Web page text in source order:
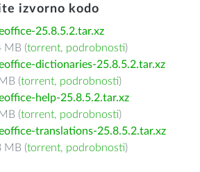
izvorno kodo
25.8.5.2.tar.xz
MB (torrent, podrobnosti)
dictionaries-25.8.5.2.tar.xz
(torrent, podrobnosti)
help-25.8.5.2.tar.xz
(torrent, podrobnosti)
translations-25.8.5.2.tar.xz
MB (torrent, podrobnosti)